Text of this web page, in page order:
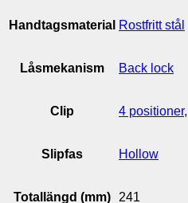
Handtagsmaterial Rostfritt stål
Låsmekanism Back lock
Clip 4 positioner,
Slipfas Hollow
Totallängd (mm) 241